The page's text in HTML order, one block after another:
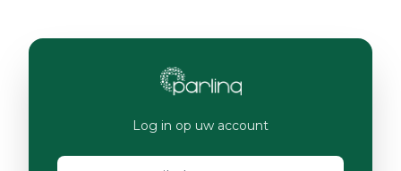
Log in op uw account